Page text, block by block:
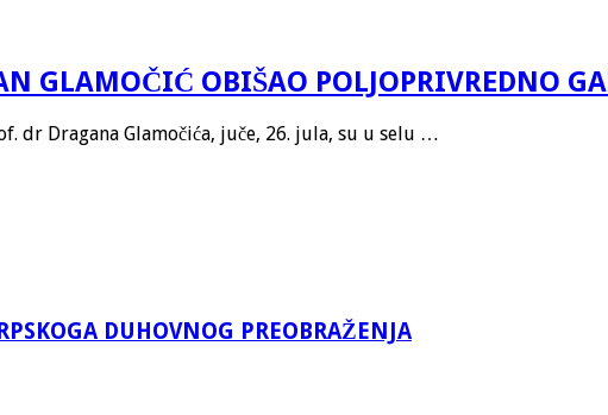
GLAMOČIĆ OBIŠAO POLJOPRIVREDNO
Dragana Glamočića, juče, 26. jula, su u selu …
DUHOVNOG PREOBRAŽENJA